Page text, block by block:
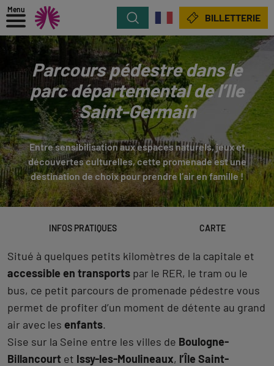
Menu
Rechercher BILLETTERIE
Parcours pédestre dans le
parc départemental de l’Ile
Saint-Germain
Entre sensibilisation aux espaces naturels, jeux et
découvertes culturelles, cette promenade est une
destination de choix pour prendre l’air en famille !
INFOS PRATIQUES CARTE
Situé à quelques petits kilomètres de la capitale et
accessible en transports par le RER, le tram ou le
bus, ce petit parcours de promenade pédestre vous
permet de profiter d’un moment de détente au grand
air avec les enfants.
Sise sur la Seine entre les villes de Boulogne-
Billancourt et Issy-les-Moulineaux, l’Île Saint-